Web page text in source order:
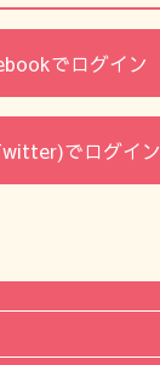
でログイン
でログイン